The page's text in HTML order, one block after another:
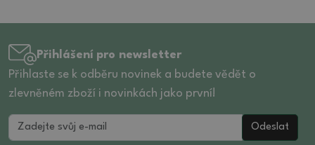
Přihlášení pro newsletter
Přihlaste se k odběru novinek a budete vědět o
zlevněném zboží i novinkách jako první!
Odeslat